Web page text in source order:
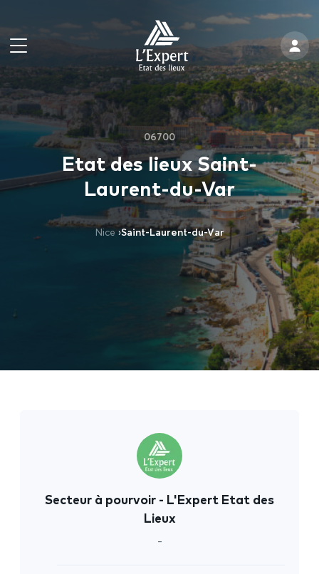
06700
Etat des lieux Saint-
Laurent-du-Var
Nice ›Saint-Laurent-du-Var
Secteur à pourvoir - L'Expert Etat des
Lieux
-